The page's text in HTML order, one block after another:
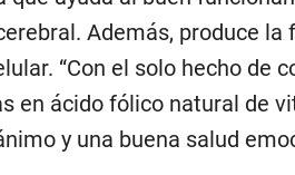
Además, produce la
“Con el solo hecho de
en ácido fólico natural de
y una buena salud